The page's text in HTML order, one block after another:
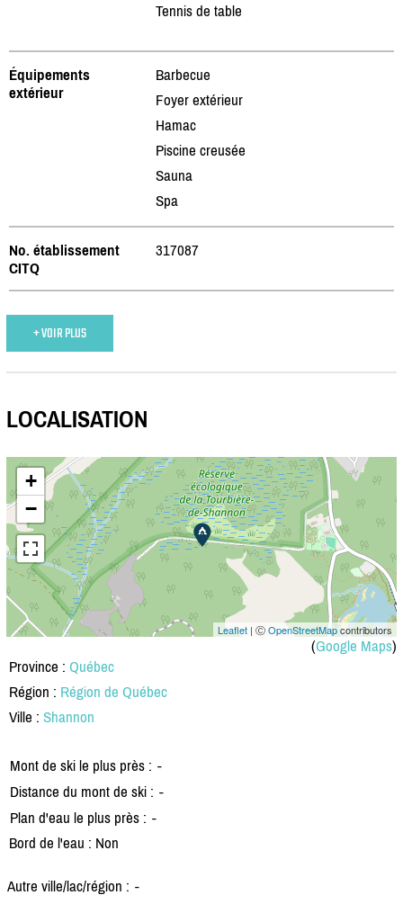
Tennis de table
Équipements
extérieur
Barbecue
Foyer extérieur
Hamac
Piscine creusée
Sauna
Spa
No. établissement
CITQ
317087
+ VOIR PLUS
LOCALISATION
+
−
Leaflet | ⒸOpenStreetMapcontributors
(Google Maps)
Province : Québec
Région : Région de Québec
Ville : Shannon
Mont de ski le plus près : -
Distance du mont de ski : -
Plan d'eau le plus près : -
Bord de l'eau : Non
Autre ville/lac/région : -